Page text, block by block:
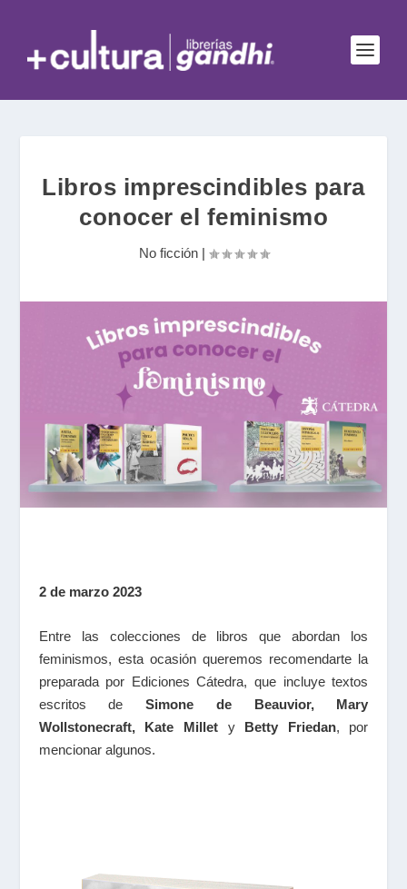
Libros imprescindibles para
conocer el feminismo
No ficción|
2 de marzo 2023
Entre las colecciones de libros que abordan los
feminismos, esta ocasión queremos recomendarte la
preparada por Ediciones Cátedra, que incluye textos
escritos deSimone de Beauvior, Mary
Wollstonecraft, Kate Millety Betty Friedan, por
mencionar algunos.